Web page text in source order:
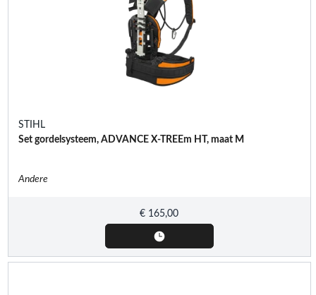
STIHL
Set gordelsysteem, ADVANCE X-TREEm HT, maat M
Andere
€ 165,00